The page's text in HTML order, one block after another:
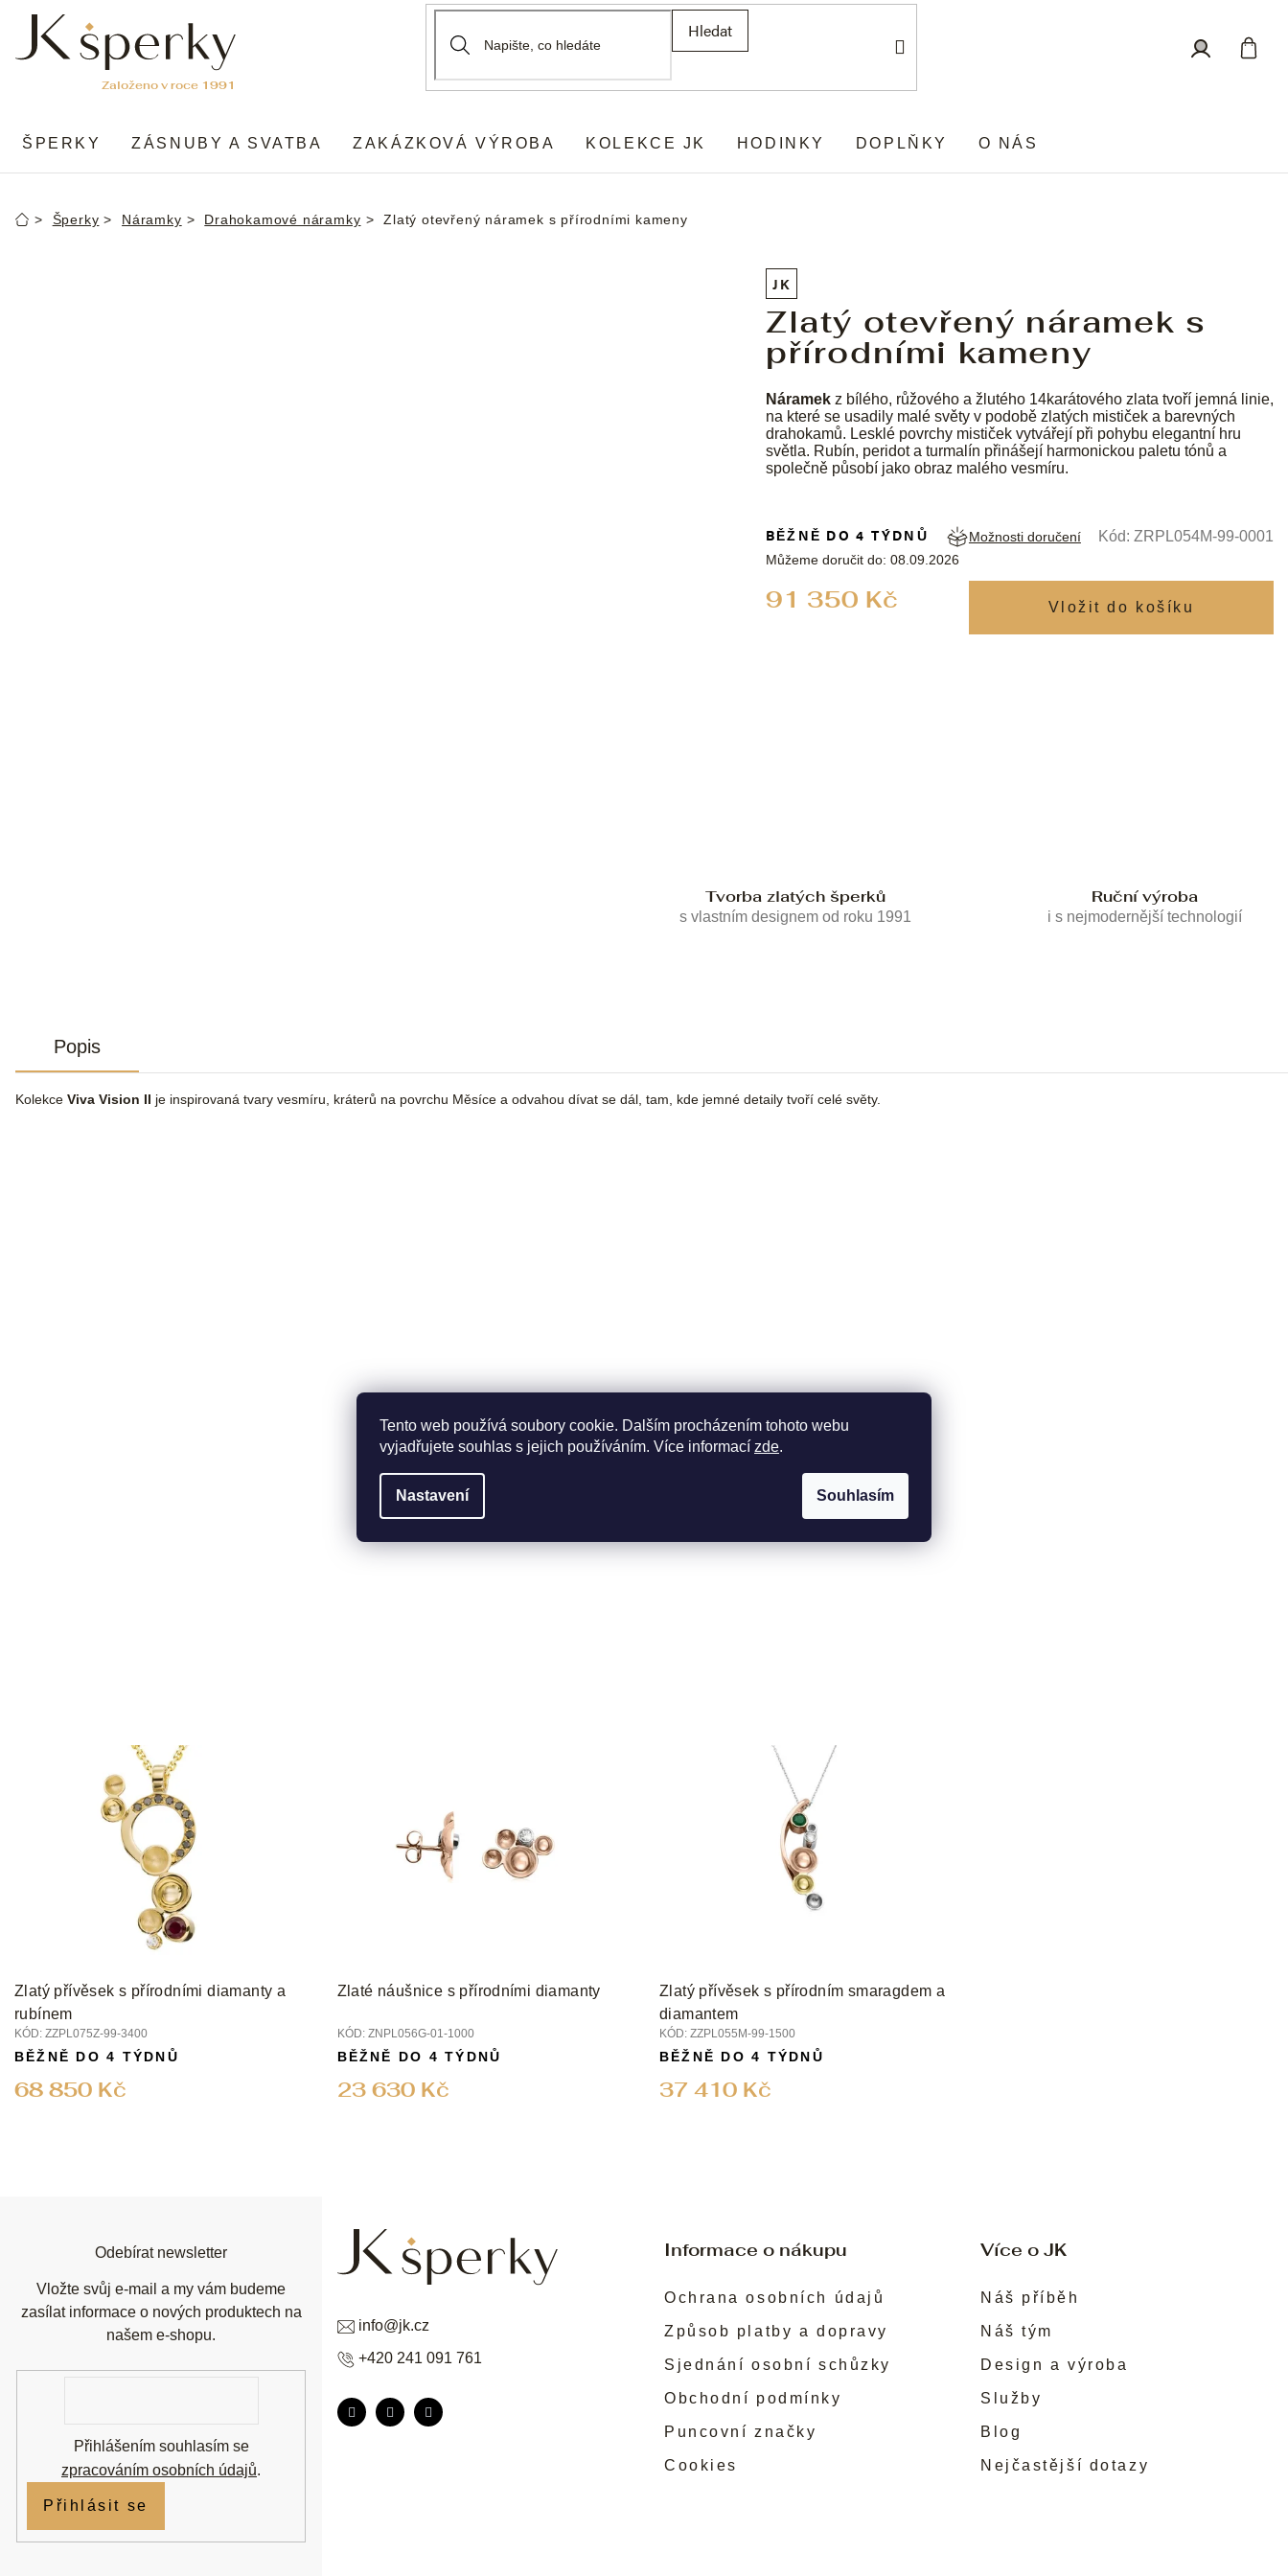
Tento web používá soubory cookie. Dalším procházením tohoto webu
vyjadřujete souhlas s jejich používáním. Více informací zde.
Nastavení Souhlasím
obsah
Hledat
ŠPERKY ZÁSNUBY A SVATBA ZAKÁZKOVÁ VÝROBA KOLEKCE JK HODINKY DOPLŇKY O NÁS
DomůŠperky Náramky Drahokamové náramky Zlatý otevřený náramek s přírodními kameny
JK
Zlatý otevřený náramek s
přírodními kameny
Náramek z bílého, růžového a žlutého 14karátového zlata tvoří jemná linie,
na které se usadily malé světy v podobě zlatých mističek a barevných
drahokamů. Lesklé povrchy mističek vytvářejí při pohybu elegantní hru
světla. Rubín, peridot a turmalín přinášejí harmonickou paletu tónů a
společně působí jako obraz malého vesmíru.
91 350 Kč
BĚŽNĚ DO 4 TÝDNŮ
Můžeme doručit do: 08.09.2026
Možnosti doručení Kód: ZRPL054M-99-0001
Tvorba zlatých šperků
s vlastním designem od roku 1991
Ruční výroba
i s nejmodernější technologií
Popis
Kolekce Viva Vision II je inspirovaná tvary vesmíru, kráterů na povrchu Měsíce a odvahou dívat se dál, tam, kde jemné detaily tvoří celé světy.
Zlatý přívěsek s přírodními diamanty a
rubínem
KÓD: ZZPL075Z-99-3400
68 850 Kč
BĚŽNĚ DO 4 TÝDNŮ
Zlaté náušnice s přírodními diamanty
KÓD: ZNPL056G-01-1000
23 630 Kč
BĚŽNĚ DO 4 TÝDNŮ
Zlatý přívěsek s přírodním smaragdem a
diamantem
KÓD: ZZPL055M-99-1500
37 410 Kč
BĚŽNĚ DO 4 TÝDNŮ
Informace o nákupu
Ochrana osobních údajů
Způsob platby a dopravy
Sjednání osobní schůzky
Obchodní podmínky
Puncovní značky
Cookies
Více o JK
Náš příběh
Náš tým
Design a výroba
Služby
Blog
Nejčastější dotazy
info@jk.cz
+420 241 091 761
Odebírat newsletter
Vložte svůj e-mail a my vám budeme
zasílat informace o nových produktech na
našem e-shopu.
Přihlášením souhlasím se
zpracováním osobních údajů.
Přihlásit se